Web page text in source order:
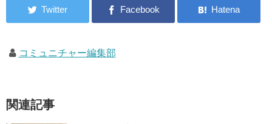
コミュニチャー編集部
関連記事